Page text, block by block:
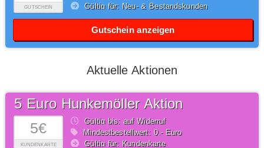
GUTSCHEIN
Gültig für: Neu- & Bestandskunden
Gutschein anzeigen
Aktuelle Aktionen
5€
KUNDENKARTE
5 Euro Hunkemöller Aktion
Gültig bis: auf Widerruf
Mindestbestellwert: 0,- Euro
Gültig für: Kundenkarte